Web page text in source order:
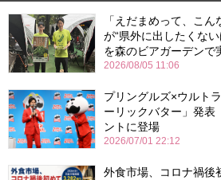
「えだまめって、こ
が“県外に出したくな
を森のビアガーデンで
2026/08/05 11:06
プリングルズ×ウルト
ーリックバター」発
ントに登場
2026/07/01 22:12
外食市場、コロナ禍